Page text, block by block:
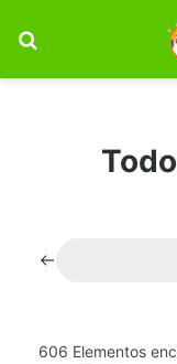
606 Elementos